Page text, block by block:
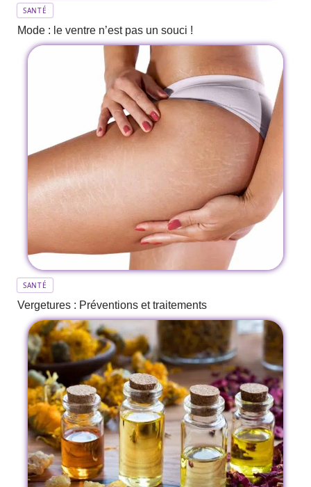
SANTÉ
Mode : le ventre n’est pas un souci !
SANTÉ
Vergetures : Préventions et traitements